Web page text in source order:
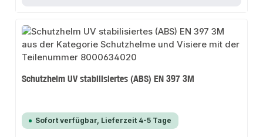
Schutzhelm UV stabilisiertes (ABS) EN 397 3M
Sofort verfügbar, Lieferzeit 4-5 Tage